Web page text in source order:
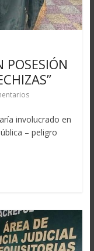
POSESIÓN
involucrado en
– peligro